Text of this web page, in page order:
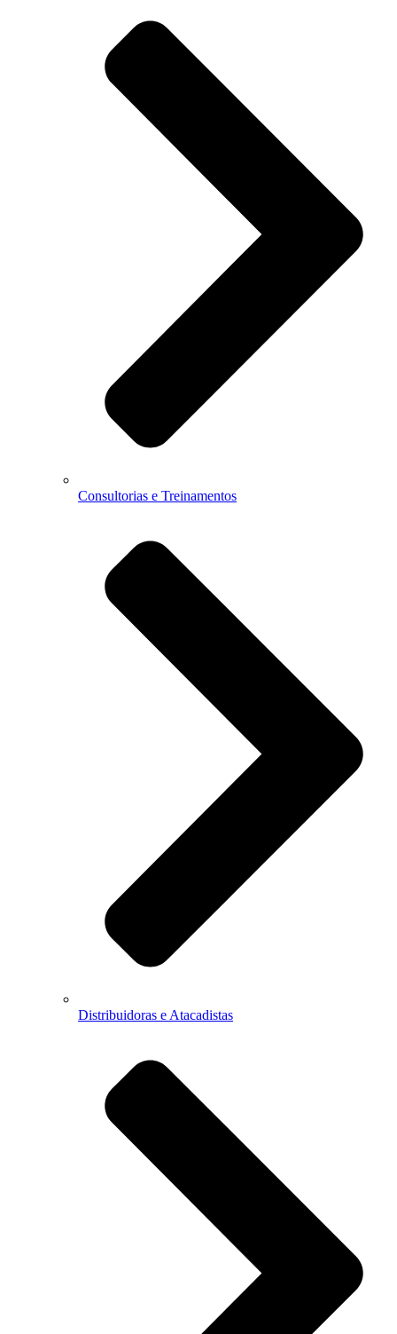
Consultorias e Treinamentos
Distribuidoras e Atacadistas